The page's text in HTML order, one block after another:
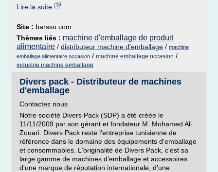
Lire la suite
Site : barsso.com
Thèmes liés : machine d'emballage de produit
alimentaire / distributeur machine d'emballage / machine
emballage alimentaire occasion / machine emballage occasion /
industrie machine emballage
Divers pack - Distributeur de machines
d'emballage
Contactez nous
Notre société Divers Pack (SDP) a été créée le
11/11/2009 par son gérant et fondateur M. Mohamed Ali
Zouari. Divers Pack reste l'entreprise tunisienne de
référence dans le domaine des équipements d'emballage
et consommables. L'originalité de Divers Pack, c'est sa
large gamme de machines d'emballage et accessoires
d'une marque de réputation internationale, d'une